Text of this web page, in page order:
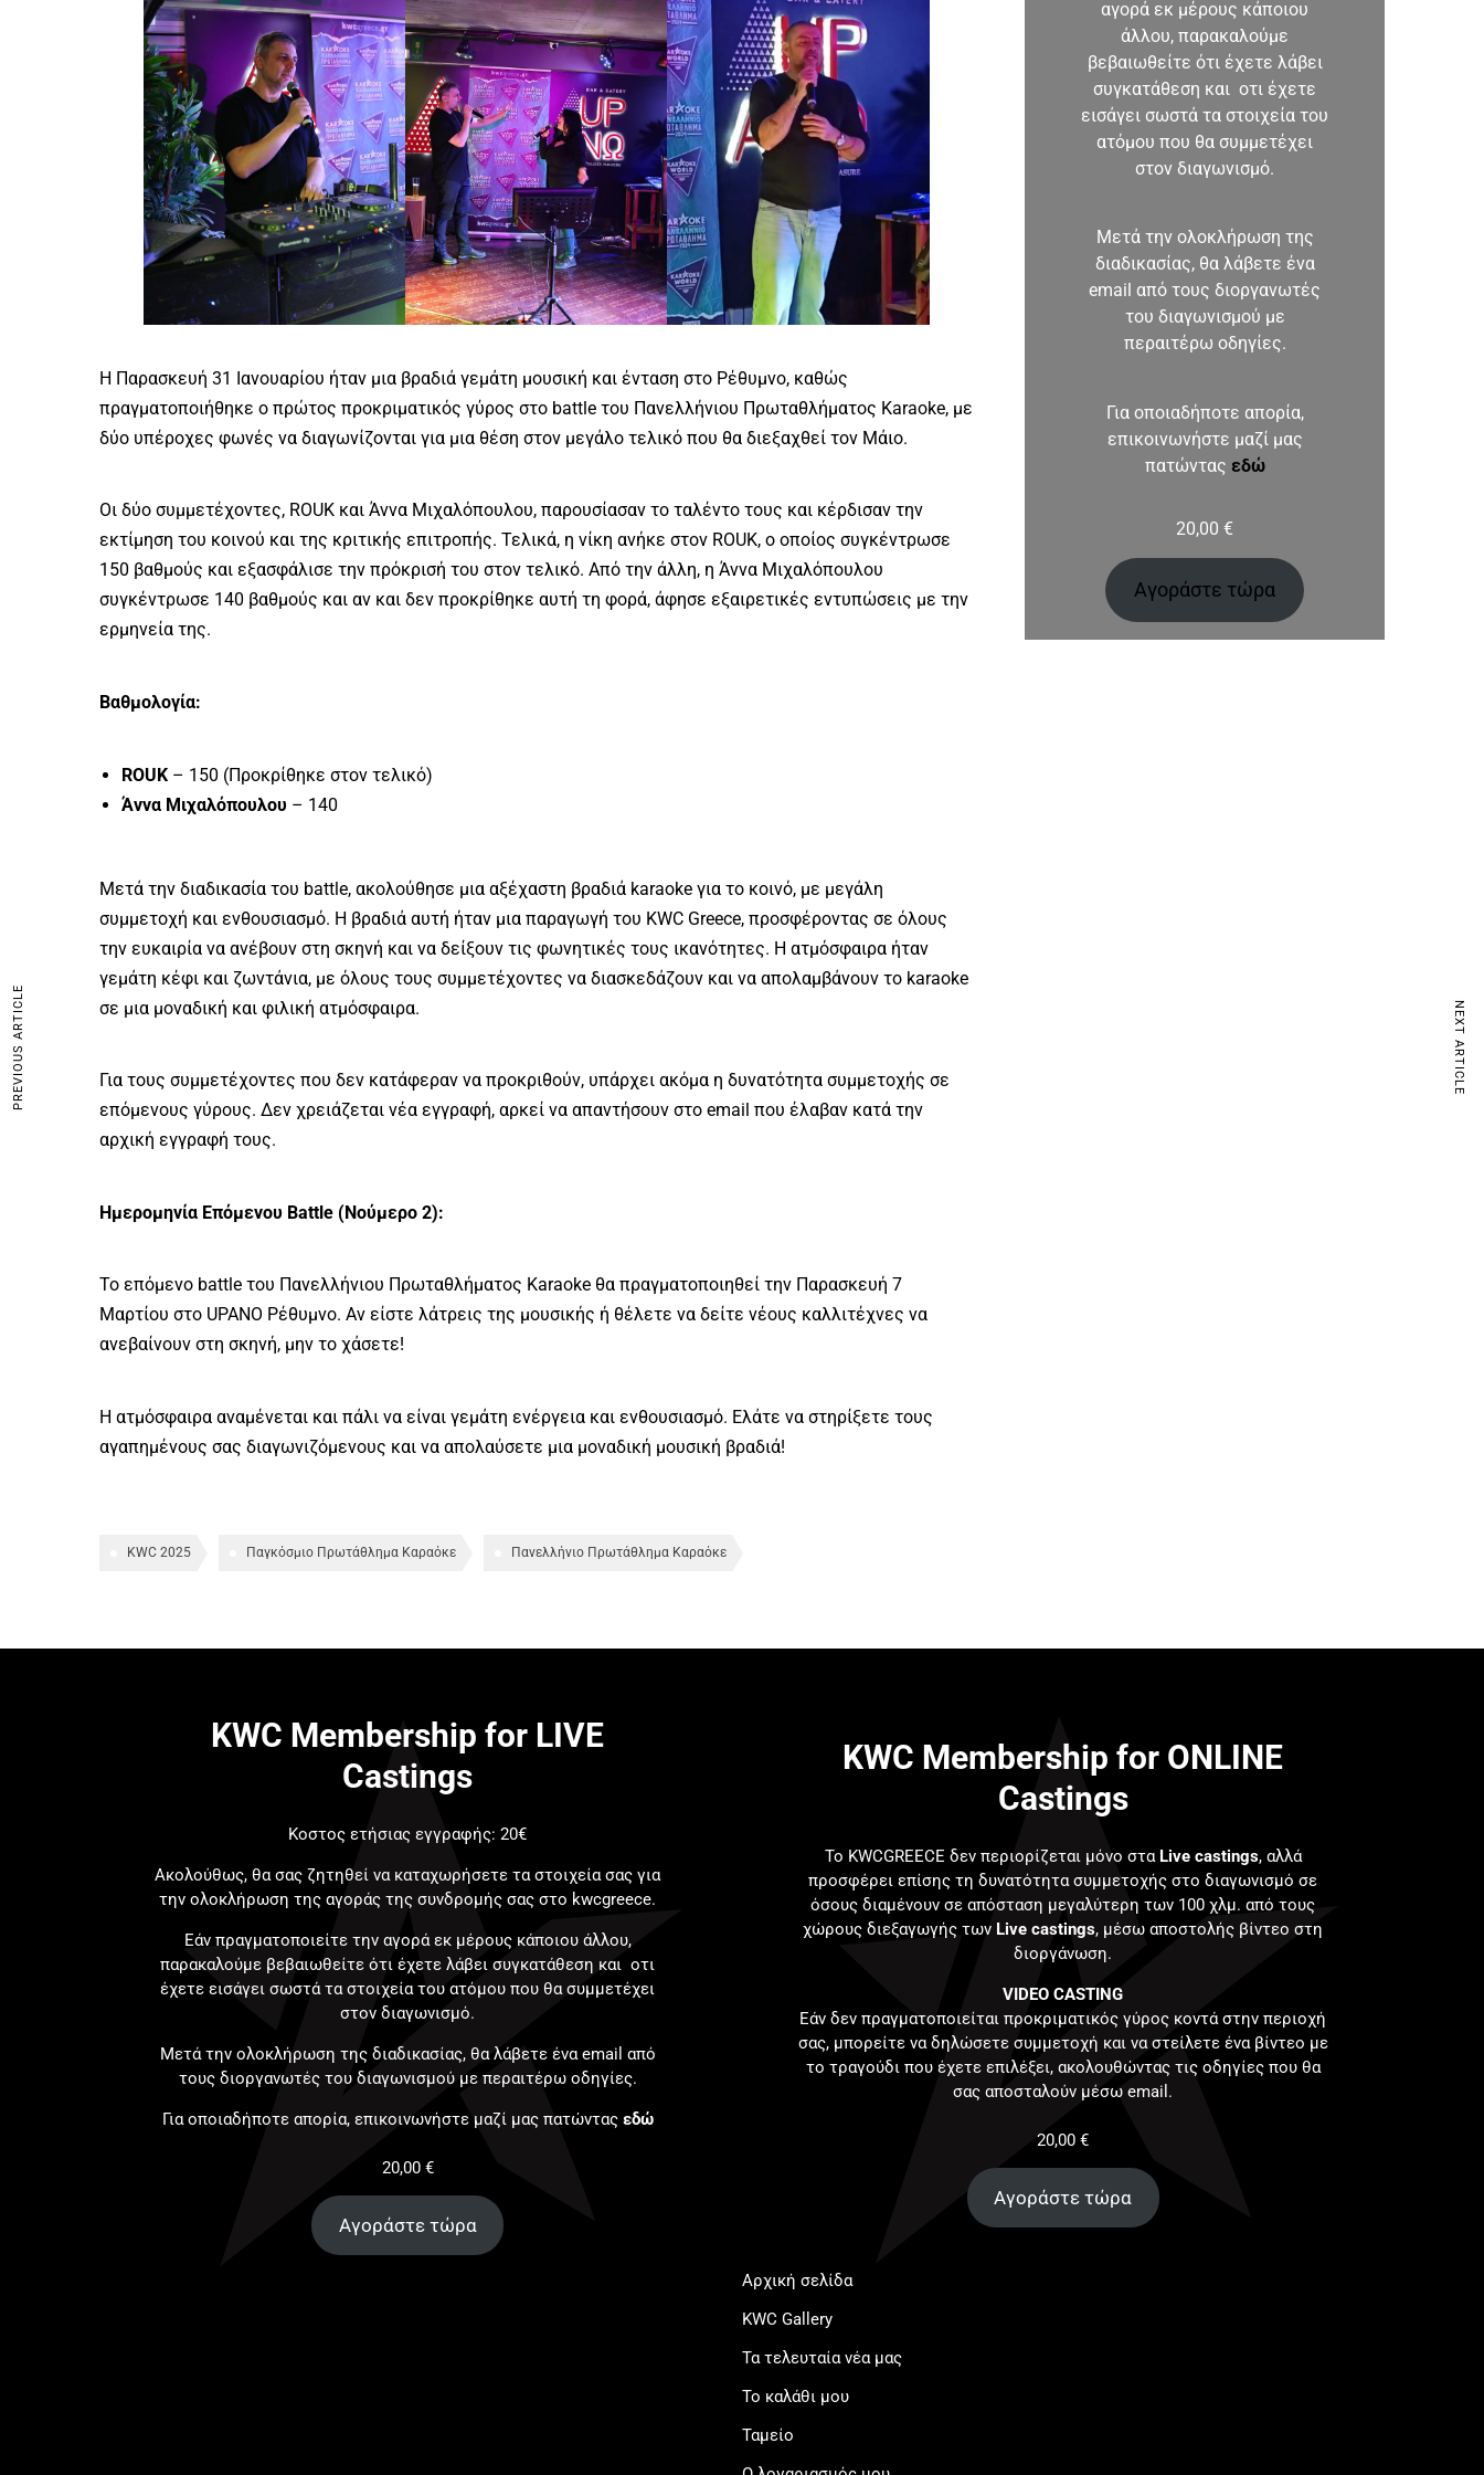
Η Παρασκευή 31 Ιανουαρίου ήταν μια βραδιά γεμάτη μουσική και ένταση στο Ρέθυμνο, καθώς
πραγματοποιήθηκε ο πρώτος προκριματικός γύρος στο battle του Πανελλήνιου Πρωταθλήματος Karaoke, με
δύο υπέροχες φωνές να διαγωνίζονται για μια θέση στον μεγάλο τελικό που θα διεξαχθεί τον Μάιο.
Οι δύο συμμετέχοντες, ROUK και Άννα Μιχαλόπουλου, παρουσίασαν το ταλέντο τους και κέρδισαν την
εκτίμηση του κοινού και της κριτικής επιτροπής. Τελικά, η νίκη ανήκε στον ROUK, ο οποίος συγκέντρωσε
150 βαθμούς και εξασφάλισε την πρόκρισή του στον τελικό. Από την άλλη, η Άννα Μιχαλόπουλου
συγκέντρωσε 140 βαθμούς και αν και δεν προκρίθηκε αυτή τη φορά, άφησε εξαιρετικές εντυπώσεις με την
ερμηνεία της.
Βαθμολογία:
ROUK – 150 (Προκρίθηκε στον τελικό)
Άννα Μιχαλόπουλου – 140
Μετά την διαδικασία του battle, ακολούθησε μια αξέχαστη βραδιά karaoke για το κοινό, με μεγάλη
συμμετοχή και ενθουσιασμό. Η βραδιά αυτή ήταν μια παραγωγή του KWC Greece, προσφέροντας σε όλους
την ευκαιρία να ανέβουν στη σκηνή και να δείξουν τις φωνητικές τους ικανότητες. Η ατμόσφαιρα ήταν
γεμάτη κέφι και ζωντάνια, με όλους τους συμμετέχοντες να διασκεδάζουν και να απολαμβάνουν το karaoke
σε μια μοναδική και φιλική ατμόσφαιρα.
Για τους συμμετέχοντες που δεν κατάφεραν να προκριθούν, υπάρχει ακόμα η δυνατότητα συμμετοχής σε
επόμενους γύρους. Δεν χρειάζεται νέα εγγραφή, αρκεί να απαντήσουν στο email που έλαβαν κατά την
αρχική εγγραφή τους.
Ημερομηνία Επόμενου Battle (Νούμερο 2):
Το επόμενο battle του Πανελλήνιου Πρωταθλήματος Karaoke θα πραγματοποιηθεί την Παρασκευή 7
Μαρτίου στο UPANO Ρέθυμνο. Αν είστε λάτρεις της μουσικής ή θέλετε να δείτε νέους καλλιτέχνες να
ανεβαίνουν στη σκηνή, μην το χάσετε!
Η ατμόσφαιρα αναμένεται και πάλι να είναι γεμάτη ενέργεια και ενθουσιασμό. Ελάτε να στηρίξετε τους
αγαπημένους σας διαγωνιζόμενους και να απολαύσετε μια μοναδική μουσική βραδιά!
KWC 2025 Παγκόσμιο Πρωτάθλημα Καραόκε Πανελλήνιο Πρωτάθλημα Καραόκε
PREVIOUS ARTICLE NEXT ARTICLE
αγορά εκ μέρους κάποιου
άλλου, παρακαλούμε
βεβαιωθείτε ότι έχετε λάβει
συγκατάθεση και οτι έχετε
εισάγει σωστά τα στοιχεία του
ατόμου που θα συμμετέχει
στον διαγωνισμό.
Μετά την ολοκλήρωση της
διαδικασίας, θα λάβετε ένα
email από τους διοργανωτές
του διαγωνισμού με
περαιτέρω οδηγίες.
Για οποιαδήποτε απορία,
επικοινωνήστε μαζί μας
πατώντας εδώ
20,00€
Αγοράστε τώρα
KWC Membership for LIVE
Castings
Κοστος ετήσιας εγγραφής: 20€
Ακολούθως, θα σας ζητηθεί να καταχωρήσετε τα στοιχεία σας για
την ολοκλήρωση της αγοράς της συνδρομής σας στο kwcgreece.
Εάν πραγματοποιείτε την αγορά εκ μέρους κάποιου άλλου,
παρακαλούμε βεβαιωθείτε ότι έχετε λάβει συγκατάθεση και οτι
έχετε εισάγει σωστά τα στοιχεία του ατόμου που θα συμμετέχει
στον διαγωνισμό.
Μετά την ολοκλήρωση της διαδικασίας, θα λάβετε ένα email από
τους διοργανωτές του διαγωνισμού με περαιτέρω οδηγίες.
Για οποιαδήποτε απορία, επικοινωνήστε μαζί μας πατώντας εδώ
20,00 €
Αγοράστε τώρα
KWC Membership for ONLINE
Castings
Το KWCGREECE δεν περιορίζεται μόνο στα Live castings, αλλά
προσφέρει επίσης τη δυνατότητα συμμετοχής στο διαγωνισμό σε
όσους διαμένουν σε απόσταση μεγαλύτερη των 100 χλμ. από τους
χώρους διεξαγωγής των Live castings, μέσω αποστολής βίντεο στη
διοργάνωση.
VIDEO CASTING
Εάν δεν πραγματοποιείται προκριματικός γύρος κοντά στην περιοχή
σας, μπορείτε να δηλώσετε συμμετοχή και να στείλετε ένα βίντεο με
το τραγούδι που έχετε επιλέξει, ακολουθώντας τις οδηγίες που θα
σας αποσταλούν μέσω email.
20,00€
Αγοράστε τώρα
Αρχική σελίδα
KWC Gallery
Τα τελευταία νέα μας
Το καλάθι μου
Ταμείο